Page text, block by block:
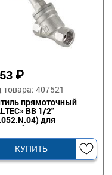
₽
товара: 407521
прямоточный
ВВ 1/2"
для
и
КУПИТЬ